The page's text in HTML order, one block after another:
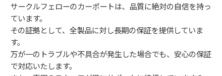
サークルフェローのカーポートは、品質に絶対の自信を持っ
ています。
その証拠として、全製品に対し長期の保証を提供していま
す。
万が一のトラブルや不具合が発生した場合でも、安心の保証
で対応いたします。